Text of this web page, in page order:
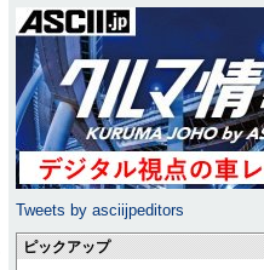
Tweets by asciijpeditors
ピックアップ